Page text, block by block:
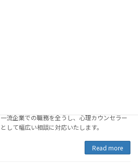
一流企業での職務を全うし、心理カウンセラー
として幅広い相談に対応いたします。
Read more